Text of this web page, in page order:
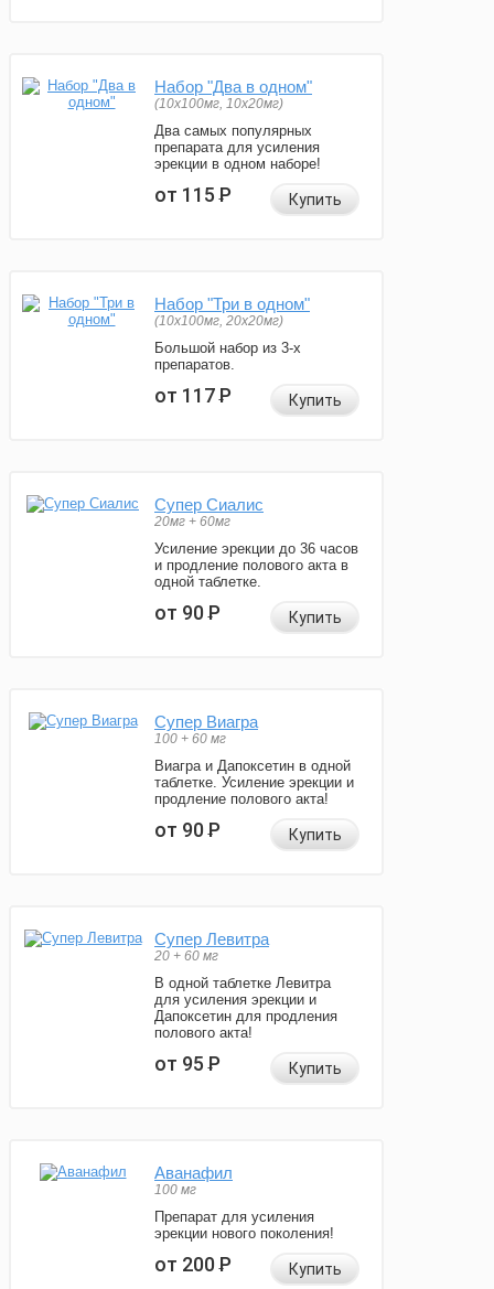
Набор "Два в одном"
(10x100мг, 10x20мг)
Два самых популярных
препарата для усиления
эрекции в одном наборе!
от 115Р Купить
Набор "Три в одном"
(10x100мг, 20x20мг)
Большой набор из 3-х
препаратов.
от 117Р Купить
Супер Сиалис
20мг + 60мг
Усиление эрекции до 36 часов
и продление полового акта в
одной таблетке.
от 90Р Купить
Супер Виагра
100 + 60 мг
Виагра и Дапоксетин в одной
таблетке. Усиление эрекции и
продление полового акта!
от 90Р Купить
Супер Левитра
20 + 60 мг
В одной таблетке Левитра
для усиления эрекции и
Дапоксетин для продления
полового акта!
от 95Р Купить
Аванафил
100 мг
Препарат для усиления
эрекции нового поколения!
от 200Р Купить